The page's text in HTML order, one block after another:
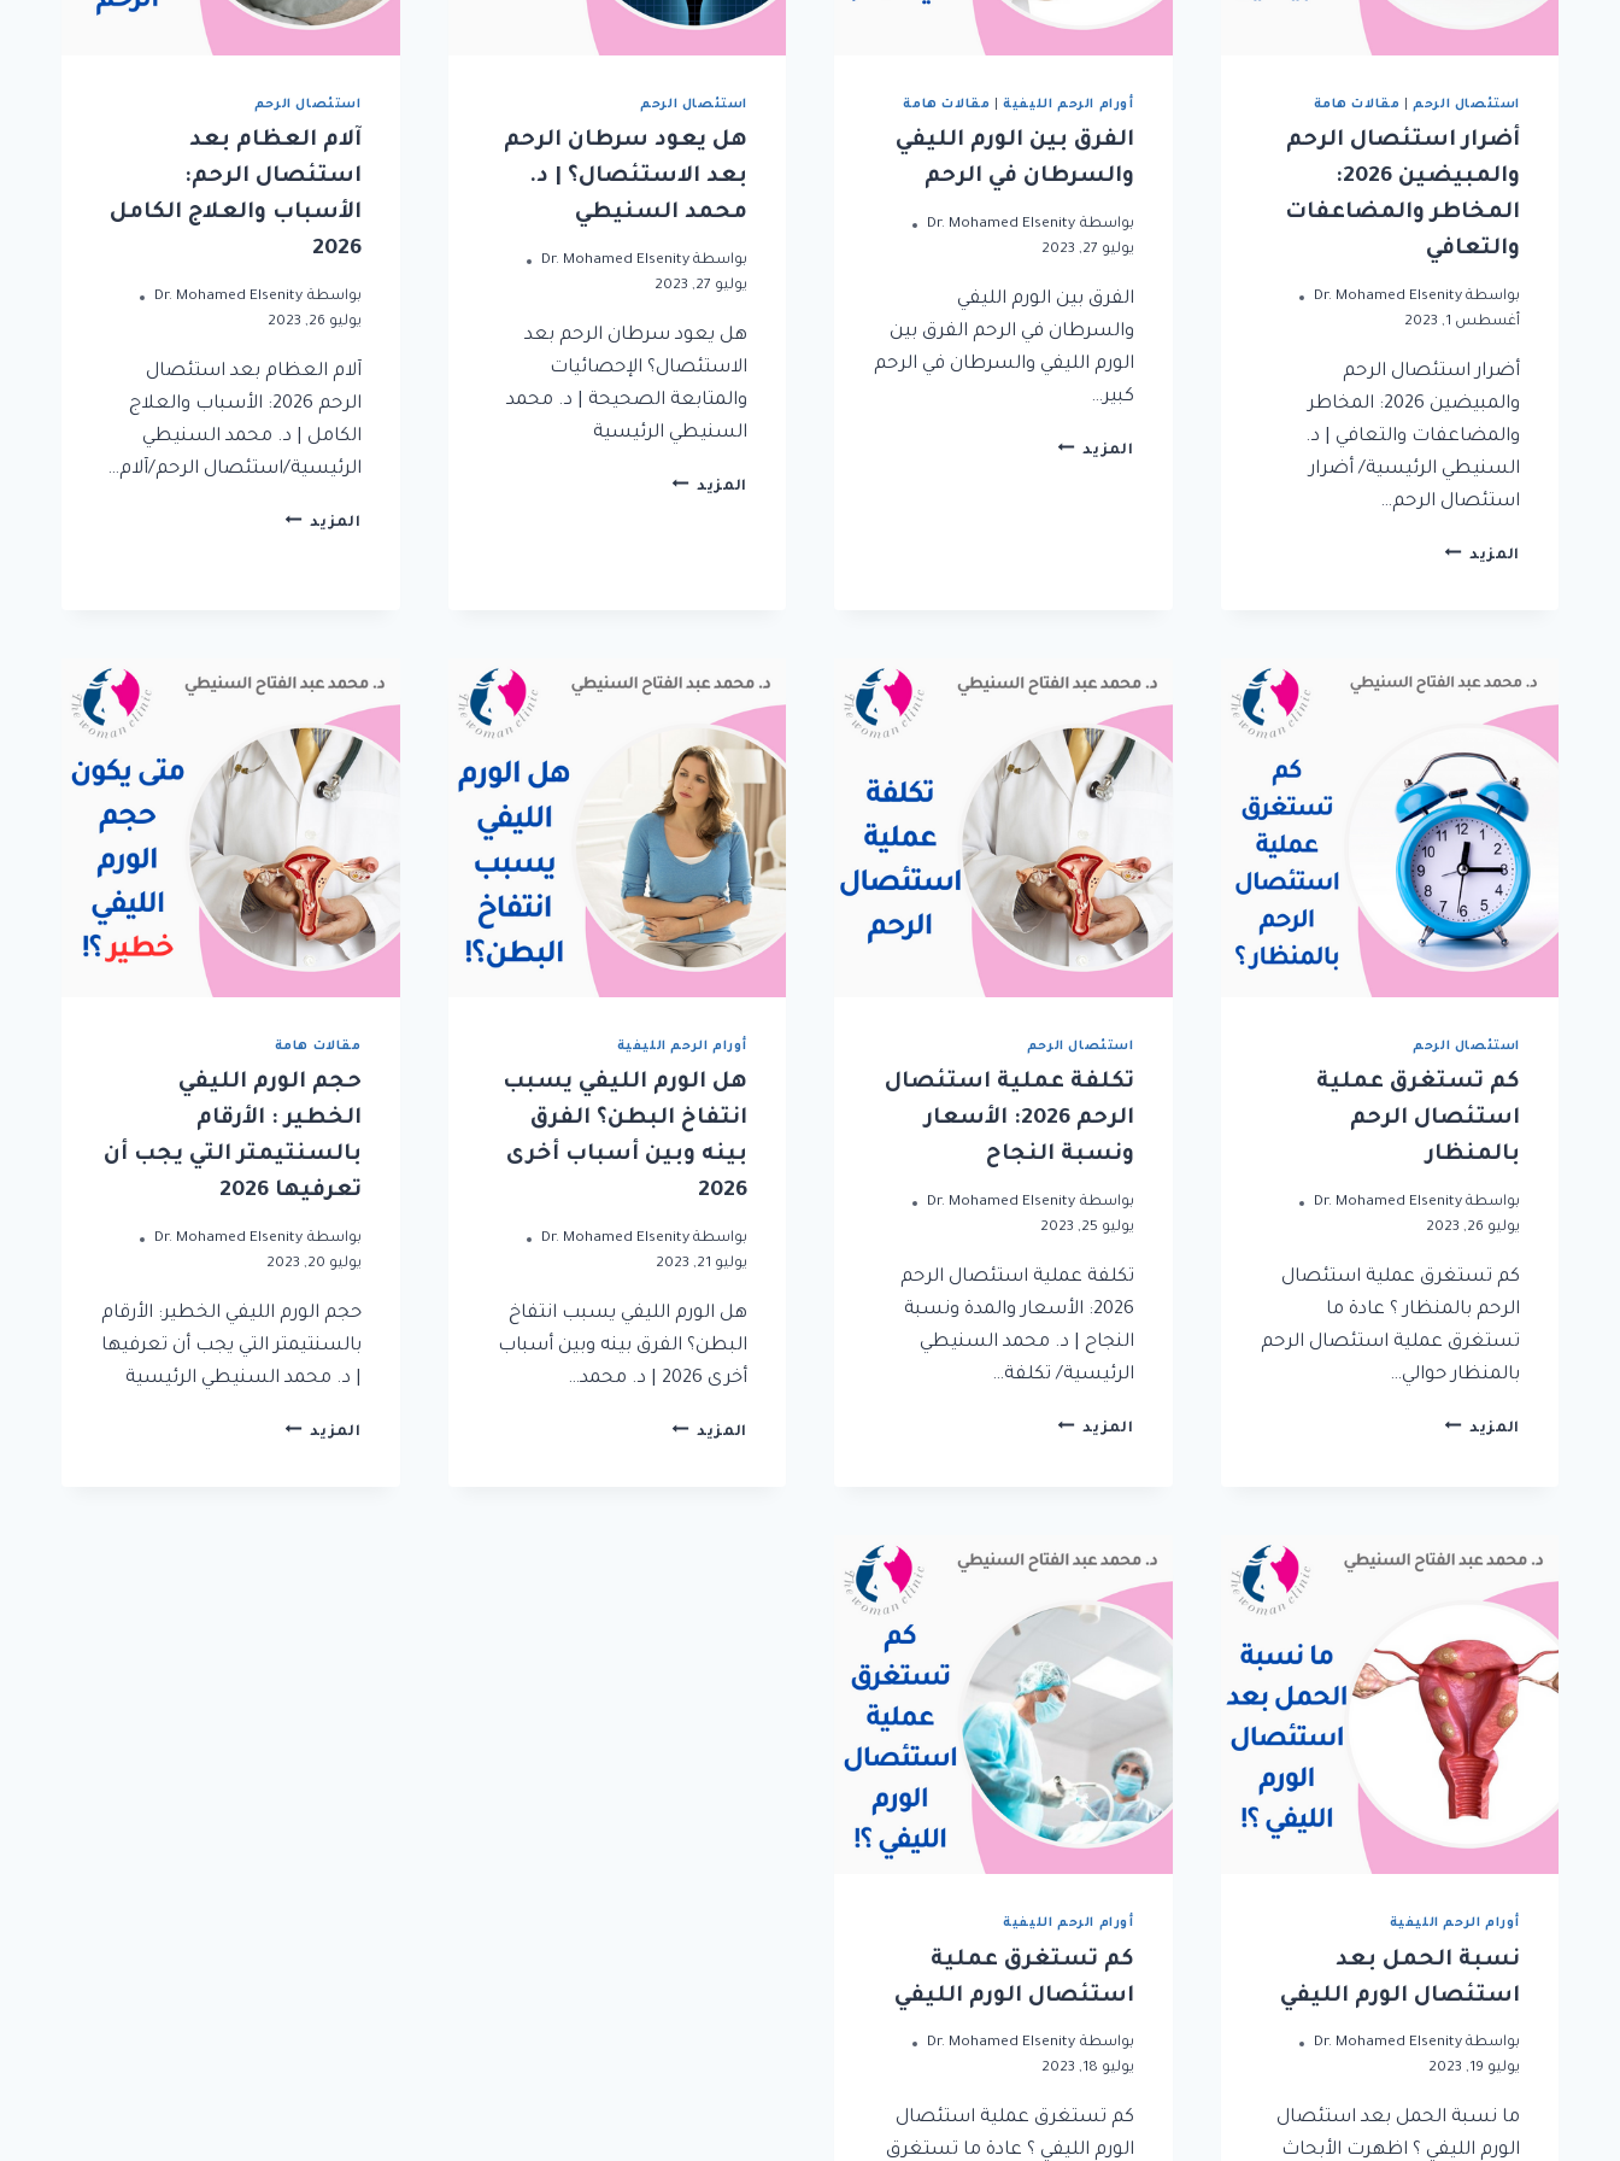
استئصال الرحم| مقالات هامة
أضرار استئصال الرحم
والمبيضين 2026:
المخاطر والمضاعفات
والتعافي
بواسطة Dr. Mohamed Elsenity
أغسطس 1, 2023
أضرار استئصال الرحم
والمبيضين 2026: المخاطر
والمضاعفات والتعافي | د.
السنيطي الرئيسية/ أضرار
استئصال الرحم…
المزيد
أورام الرحم الليفية| مقالات هامة
الفرق بين الورم الليفي
والسرطان في الرحم
بواسطة Dr. Mohamed Elsenity
يوليو 27, 2023
الفرق بين الورم الليفي
والسرطان في الرحم الفرق بين
الورم الليفي والسرطان في الرحم
كبير…
المزيد
استئصال الرحم
هل يعود سرطان الرحم
بعد الاستئصال؟ | د.
محمد السنيطي
بواسطة Dr. Mohamed Elsenity
يوليو 27, 2023
هل يعود سرطان الرحم بعد
الاستئصال؟ الإحصائيات
والمتابعة الصحيحة | د. محمد
السنيطي الرئيسية
المزيد
استئصال الرحم
آلام العظام بعد
استئصال الرحم:
الأسباب والعلاج الكامل
2026
بواسطة Dr. Mohamed Elsenity
يوليو 26, 2023
آلام العظام بعد استئصال
الرحم 2026: الأسباب والعلاج
الكامل | د. محمد السنيطي
الرئيسية/استئصال الرحم/آلام…
المزيد
استئصال الرحم
كم تستغرق عملية
استئصال الرحم
بالمنظار
بواسطة Dr. Mohamed Elsenity
يوليو 26, 2023
كم تستغرق عملية استئصال
الرحم بالمنظار ؟ عادة ما
تستغرق عملية استئصال الرحم
بالمنظار حوالي…
المزيد
استئصال الرحم
تكلفة عملية استئصال
الرحم 2026: الأسعار
ونسبة النجاح
بواسطة Dr. Mohamed Elsenity
يوليو 25, 2023
تكلفة عملية استئصال الرحم
2026: الأسعار والمدة ونسبة
النجاح | د. محمد السنيطي
الرئيسية/ تكلفة…
المزيد
أورام الرحم الليفية
هل الورم الليفي يسبب
انتفاخ البطن؟ الفرق
بينه وبين أسباب أخرى
2026
بواسطة Dr. Mohamed Elsenity
يوليو 21, 2023
هل الورم الليفي يسبب انتفاخ
البطن؟ الفرق بينه وبين أسباب
أخرى 2026 | د. محمد…
المزيد
مقالات هامة
حجم الورم الليفي
الخطير : الأرقام
بالسنتيمتر التي يجب أن
تعرفيها 2026
بواسطة Dr. Mohamed Elsenity
يوليو 20, 2023
حجم الورم الليفي الخطير: الأرقام
بالسنتيمتر التي يجب أن تعرفيها
| د. محمد السنيطي الرئيسية
المزيد
أورام الرحم الليفية
نسبة الحمل بعد
استئصال الورم الليفي
بواسطة Dr. Mohamed Elsenity
يوليو 19, 2023
ما نسبة الحمل بعد استئصال
الورم الليفي ؟ اظهرت الأبحاث
أورام الرحم الليفية
كم تستغرق عملية
استئصال الورم الليفي
بواسطة Dr. Mohamed Elsenity
يوليو 18, 2023
كم تستغرق عملية استئصال
الورم الليفي ؟ عادة ما تستغرق